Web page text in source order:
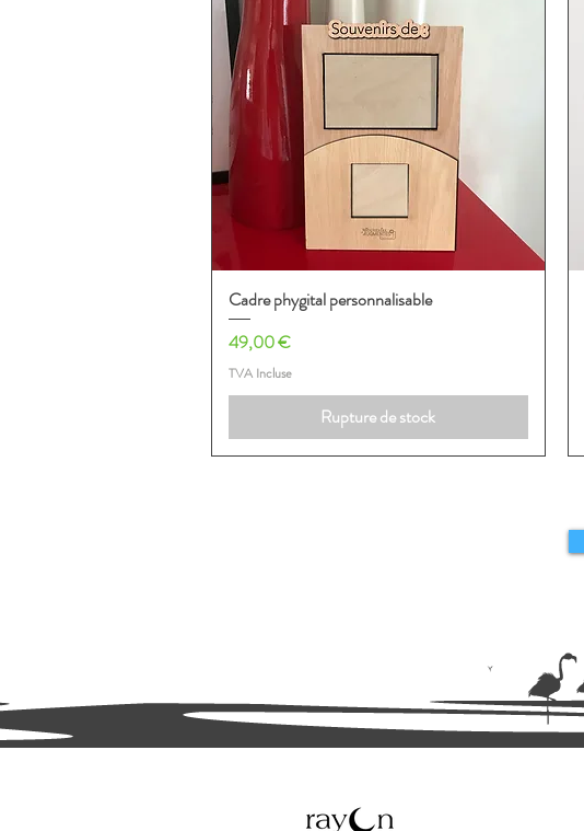
Aperçu rapide
Cadre phygital personnalisable
Prix
49,00 €
TVA Incluse
Rupture de stock